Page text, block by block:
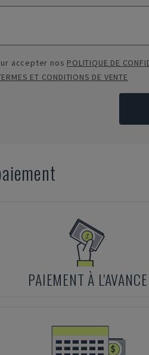
accepter nos POLITIQUE DE
ET CONDITIONS DE VENTE
PAIEMENT À L'AVANCE